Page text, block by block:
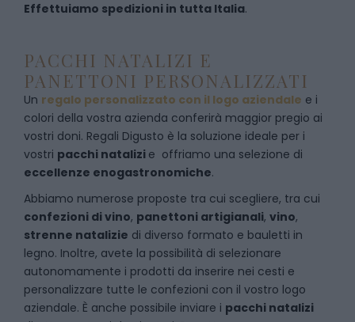
Effettuiamo spedizioni in tutta Italia.
PACCHI NATALIZI E
PANETTONI PERSONALIZZATI
Un regalo personalizzato con il logo aziendale e i
colori della vostra azienda conferirà maggior pregio ai
vostri doni. Regali Digusto è la soluzione ideale per i
vostri pacchi natalizi e offriamo una selezione di
eccellenze enogastronomiche.
Abbiamo numerose proposte tra cui scegliere, tra cui
confezioni di vino, panettoni artigianali, vino,
strenne natalizie di diverso formato e bauletti in
legno. Inoltre, avete la possibilità di selezionare
autonomamente i prodotti da inserire nei cesti e
personalizzare tutte le confezioni con il vostro logo
aziendale. È anche possibile inviare i pacchi natalizi